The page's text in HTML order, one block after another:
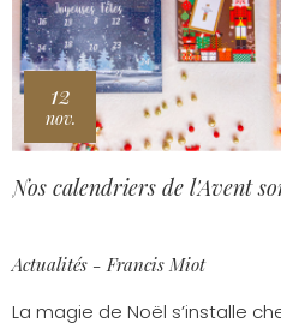
12
nov.
Nos calendriers de l'Avent
Actualités - Francis Miot
La magie de Noël s’installe